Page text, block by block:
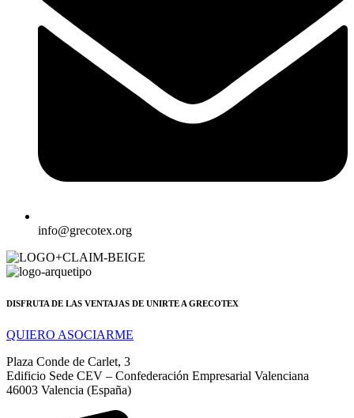
info@grecotex.org
DISFRUTA DE LAS VENTAJAS DE UNIRTE A GRECOTEX
QUIERO ASOCIARME
Plaza Conde de Carlet, 3
Edificio Sede CEV – Confederación Empresarial Valenciana
46003 Valencia (España)